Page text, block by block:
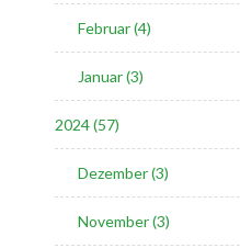
Februar (4)
Januar (3)
2024 (57)
Dezember (3)
November (3)